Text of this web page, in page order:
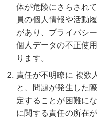
体が危険にさらされ
員の個人情報や活動
があり、プライバシ
個人データの不正使
ります。
責任が不明瞭に 複数
と、問題が発生した
定することが困難に
に関する責任の所在